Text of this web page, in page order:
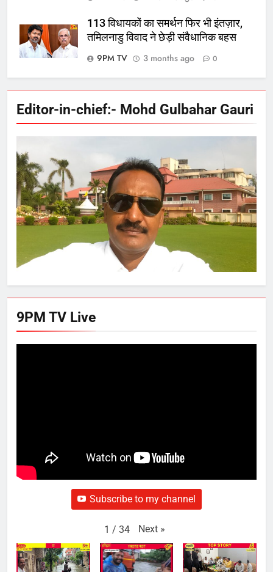
113 विधायकों का समर्थन फिर भी इंतज़ार,
तमिलनाडु विवाद ने छेड़ी संवैधानिक बहस
9PM TV
3 months ago 0
Editor-in-chief:- Mohd Gulbahar Gauri
9PM TV Live
Subscribe to my channel
1 / 34 Next »